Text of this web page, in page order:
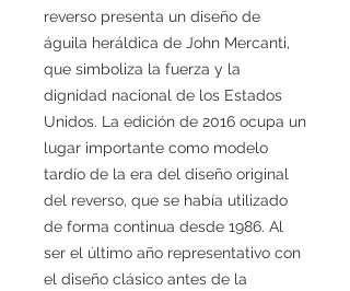
reverso presenta un diseño de
águila heráldica de John Mercanti,
que simboliza la fuerza y la
dignidad nacional de los Estados
Unidos. La edición de 2016 ocupa un
lugar importante como modelo
tardío de la era del diseño original
del reverso, que se había utilizado
de forma continua desde 1986. Al
ser el último año representativo con
el diseño clásico antes de la